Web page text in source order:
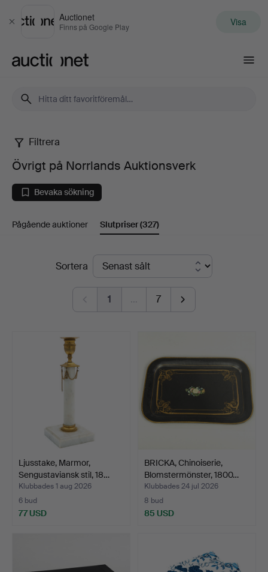
Stäng
Auctionet
Finns på Google Play Visa
Övrigt
på
Norrlands
Auktionsverk
Filtrera
Övrigt på Norrlands Auktionsverk
Bevaka sökning
Pågående auktioner Slutpriser(327)
SlutpriserSortera
1 … 7
Ljusstake, Marmor,
Sengustaviansk stil, 18…
Klubbades 1 aug 2026
6 bud
77 USD
BRICKA, Chinoiserie,
Blomstermönster, 1800…
Klubbades 24 jul 2026
8 bud
85 USD